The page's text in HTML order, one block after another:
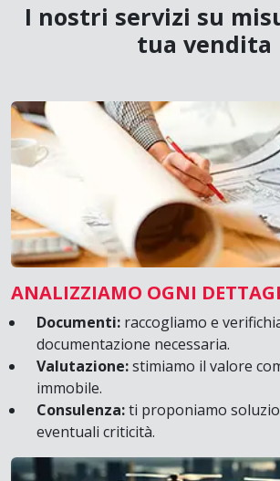
I nostri servizi su
tua vendita
ANALIZZIAMO OGNI
Documenti: raccogliamo e
documentazione necessaria.
Valutazione:stimiamo il valore
immobile.
Consulenza:ti proponiamo
eventuali criticità.